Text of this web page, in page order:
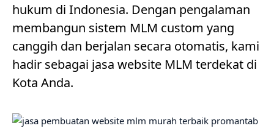
hukum di Indonesia. Dengan pengalaman
membangun sistem MLM custom yang
canggih dan berjalan secara otomatis, kami
hadir sebagai jasa website MLM terdekat di
Kota Anda.